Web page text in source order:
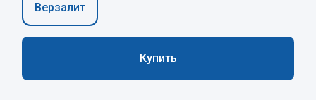
Верзалит
Купить